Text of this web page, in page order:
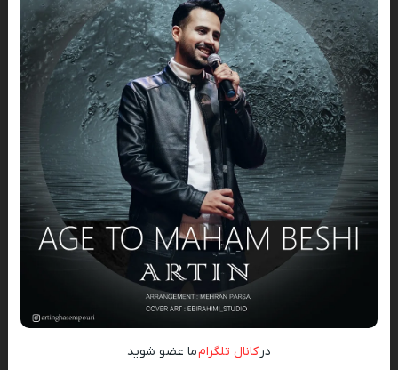
در کانال تلگرامما عضو شوید